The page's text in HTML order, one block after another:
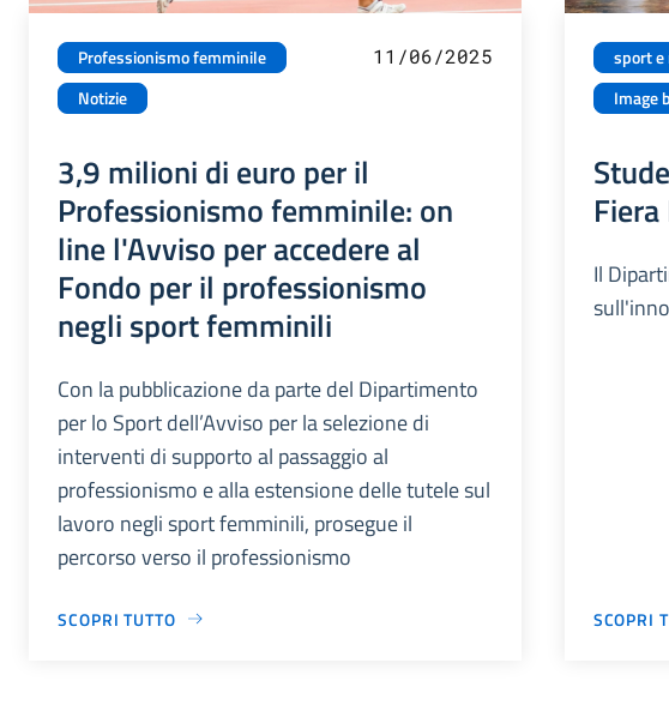
Professionismo femminile
Notizie
11/06/2025
3,9 milioni di euro per il
Professionismo femminile: on
line l'Avviso per accedere al
Fondo per il professionismo
negli sport femminili
Con la pubblicazione da parte del Dipartimento
per lo Sport dell’Avviso per la selezione di
interventi di supporto al passaggio al
professionismo e alla estensione delle tutele sul
lavoro negli sport femminili, prosegue il
percorso verso il professionismo
SCOPRI TUTTO
sport
Image
Il
SCOPRI